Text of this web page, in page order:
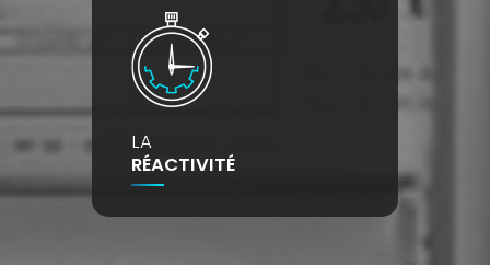
LA
RÉACTIVITÉ